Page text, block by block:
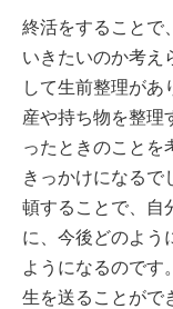
終活をすることで
いきたいのか考え
して生前整理があ
産や持ち物を整理
ったときのことを
きっかけになるで
頓することで、自
に、今後どのよう
ようになるのです
生を送ることがで